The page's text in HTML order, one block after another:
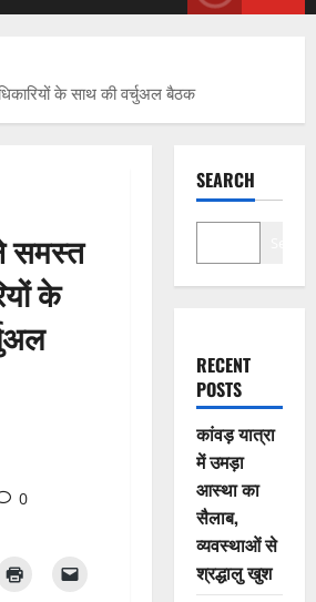
के साथ की वर्चुअल बैठक
समस्त
के
0
SEARCH
RECENT
POSTS
कांवड़ यात्रा
में उमड़ा
आस्था का
सैलाब,
व्यवस्थाओं से
श्रद्धालु खुश